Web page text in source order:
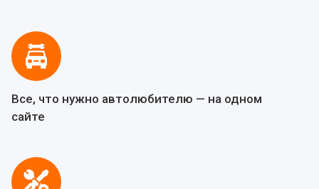
Все, что нужно автолюбителю — на одном
сайте